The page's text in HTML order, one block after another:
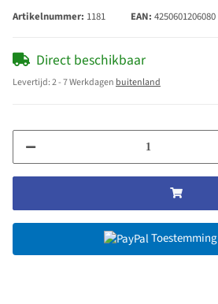
Artikelnummer: 1181 EAN: 4250601206080
Direct beschikbaar
Levertijd:2 - 7 Werkdagen buitenland